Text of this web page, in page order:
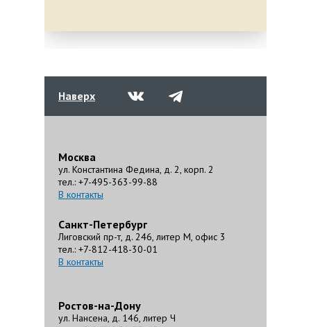
Наверх
Москва
ул. Константина Федина, д. 2, корп. 2
тел.: +7-495-363-99-88
В контакты
Санкт-Петербург
Лиговский пр-т, д. 246, литер М, офис 3
тел.: +7-812-418-30-01
В контакты
Ростов-на-Дону
ул. Нансена, д. 146, литер Ч